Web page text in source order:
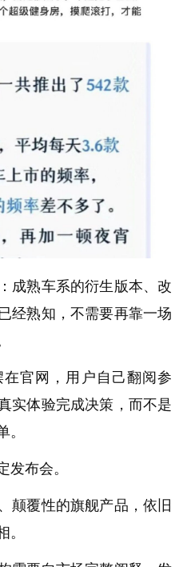
成熟车系的衍生版本、改
经熟知，不需要再靠一场
官网，用户自己翻阅参
实体验完成决策，而不是
。
发布会。
颠覆性的旗舰产品，依旧
。